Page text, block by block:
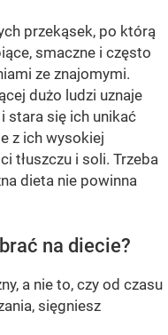
przekąsek, po którą
smaczne i często
ze znajomymi.
dużo ludzi uznaje
stara się ich unikać
z ich wysokiej
tłuszczu i soli. Trzeba
dieta nie powinna
na diecie?
a nie to, czy od czasu
sięgniesz